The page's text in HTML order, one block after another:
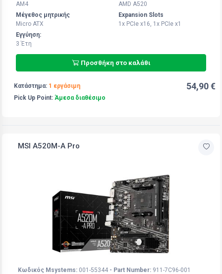
AM4
AMD A520
Μέγεθος μητρικής
Micro ATX
Expansion Slots
1x PCIe x16, 1x PCIe x1
Εγγύηση:
3 Έτη
Προσθήκη στο καλάθι
Κατάστημα: 1 εργάσιμη
Pick Up Point: Άμεσα διαθέσιμο
54,90 €
MSI A520M-A Pro
Κωδικός Msystems: 001-55344 - Part Number: 911-7C96-001